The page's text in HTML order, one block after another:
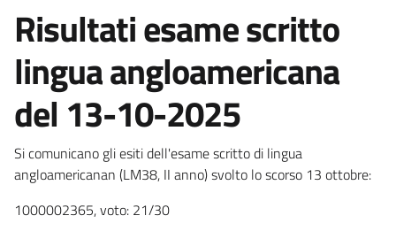
Risultati esame scritto
lingua angloamericana
del 13-10-2025
Si comunicano gli esiti dell'esame scritto di lingua
angloamericanan (LM38, II anno) svolto lo scorso 13 ottobre:
1000002365, voto: 21/30